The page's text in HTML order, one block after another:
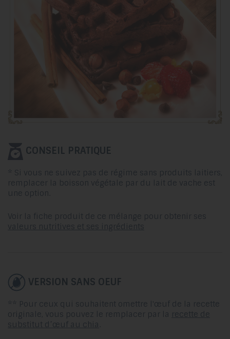
CONSEIL PRATIQUE
* Si vous ne suivez pas de régime sans produits laitiers,
remplacer la boisson végétale par du lait de vache est
une option.
Voir la fiche produit de ce mélange pour obtenir ses
valeurs nutritives et ses ingrédients
VERSION SANS OEUF
** Pour ceux qui souhaitent omettre l'œuf de la recette
originale, vous pouvez le remplacer par la recette de
substitut d’œuf au chia